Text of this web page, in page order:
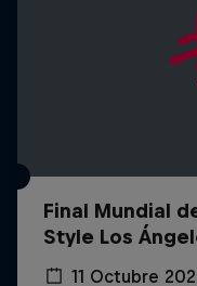
Final Mundial
Style Los
11 Octubre